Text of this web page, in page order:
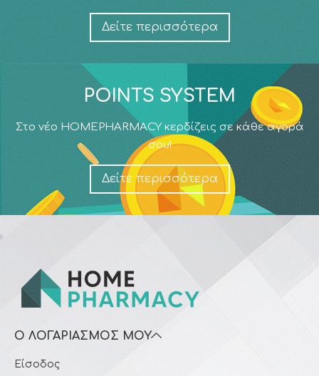
Δείτε περισσότερα
POINTS SYSTEM
Στο νέο HOMEPHARMACY κερδίζεις σε κάθε αγορά
σου!
Δείτε περισσότερα
Ο ΛΟΓΑΡΙΑΣΜΌΣ ΜΟΥ
Είσοδος